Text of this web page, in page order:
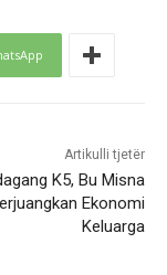
Artikulli tjetër
K5, Bu Misna
Ekonomi
Keluarga